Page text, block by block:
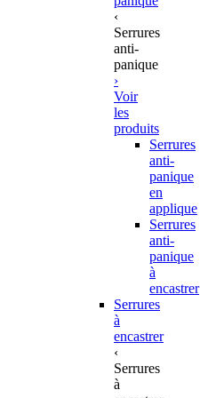
‹
Serrures
anti-
panique
›
Voir
les
produits
Serrures
anti-
panique
en
applique
Serrures
anti-
panique
à
encastrer
Serrures
à
encastrer
‹
Serrures
à